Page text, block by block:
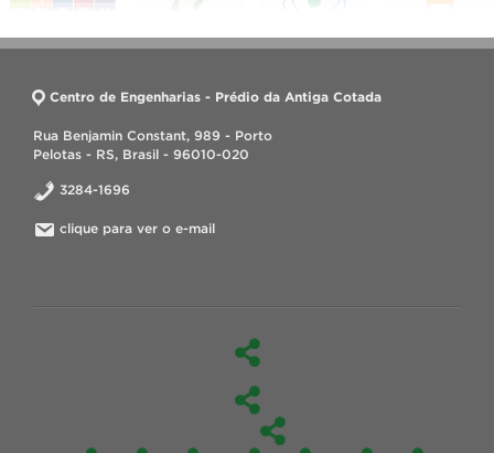
Centro de Engenharias - Prédio da Antiga Cotada
Rua Benjamin Constant, 989 - Porto
Pelotas - RS, Brasil - 96010-020
3284-1696
clique para ver o e-mail